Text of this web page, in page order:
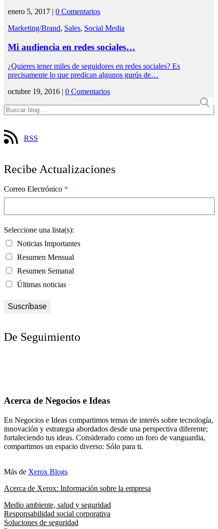
enero 5, 2017 | 0 Comentarios
Marketing/Brand, Sales, Social Media
Mi audiencia en redes sociales…
¿Quieres tener miles de seguidores en redes sociales? Es
precisamente lo que predican algunos gurús de…
octubre 19, 2016 | 0 Comentarios
RSS
Recibe Actualizaciones
Correo Electrónico *
Seleccione una lista(s):
Noticias Importantes
Resumen Mensual
Resumen Semanal
Últimas noticias
De Seguimiento
Acerca de Negocios e Ideas
En Negocios e Ideas compartimos temas de interés sobre tecnología,
innovación y estrategia abordados desde una perspectiva diferente;
fortaleciendo tus ideas. Considerado como un foro de vanguardia,
compartimos un espacio diverso: Sólo para ti.
Más de Xerox Blogs
Acerca de Xerox: Información sobre la empresa
Medio ambiente, salud y seguridad
Responsabilidad social corporativa
Soluciones de seguridad